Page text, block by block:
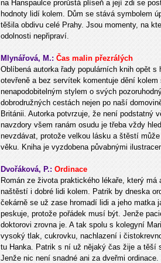
na Hanspaulce prorůstá plíseň a její zdi se
hodnoty lidí kolem. Dům se stává symbolem
těšila obdivu celé Prahy. Jsou momenty, na
odolnosti nepřipraví.
Mlynářová, M.: Čas malin přezrálých
Oblíbená autorka řady populárních knih opět s
otevřeně a bez servítek komentuje dění
nenapodobitelným stylem o svých
dobrodružných cestách nejen po naší
Británii. Autorka potvrzuje, že není podstatný
navzdory všem ranám osudu je třeba vždy
nevzdávat, protože velkou lásku a štěstí
věku. Kniha je vyzdobena půvabnými
Dvořáková, P.: Ordinace
Román ze života praktického lékaře, který má
naštěstí i dobré lidi kolem. Patrik by dneska
čekárně se už zase hromadí lidi a jeho matka
peskuje, protože pořádek musí být. Jenže
doktorovi zrovna je. A tak spolu s kolegyní
vysoký tlak, cukrovku, nachlazení i
tu Hanka. Patrik s ní už nějaký čas žije a těší
Jenže nic není snadné ani za dveřmi